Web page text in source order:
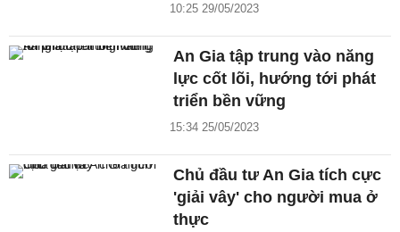
10:25 29/05/2023
An Gia tập trung vào năng
lực cốt lõi, hướng tới phát
triển bền vững
15:34 25/05/2023
Chủ đầu tư An Gia tích cực
'giải vây' cho người mua ở
thực